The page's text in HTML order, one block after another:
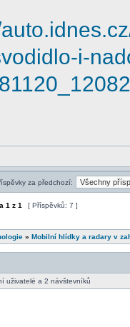
i-
za předchozí:
1 z 1 [ Příspěvků: 7 ]
» Mobilní hlídky a radary v
uživatelé a 2 návštevníků